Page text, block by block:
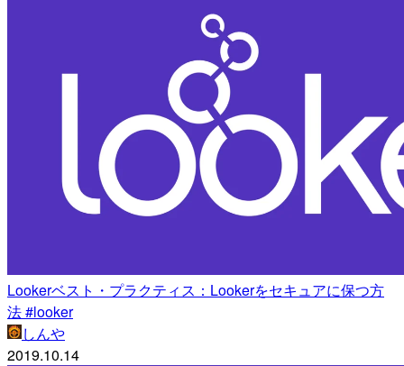
Lookerベスト・プラクティス：Lookerをセキュアに保つ方
法 #looker
しんや
2019.10.14